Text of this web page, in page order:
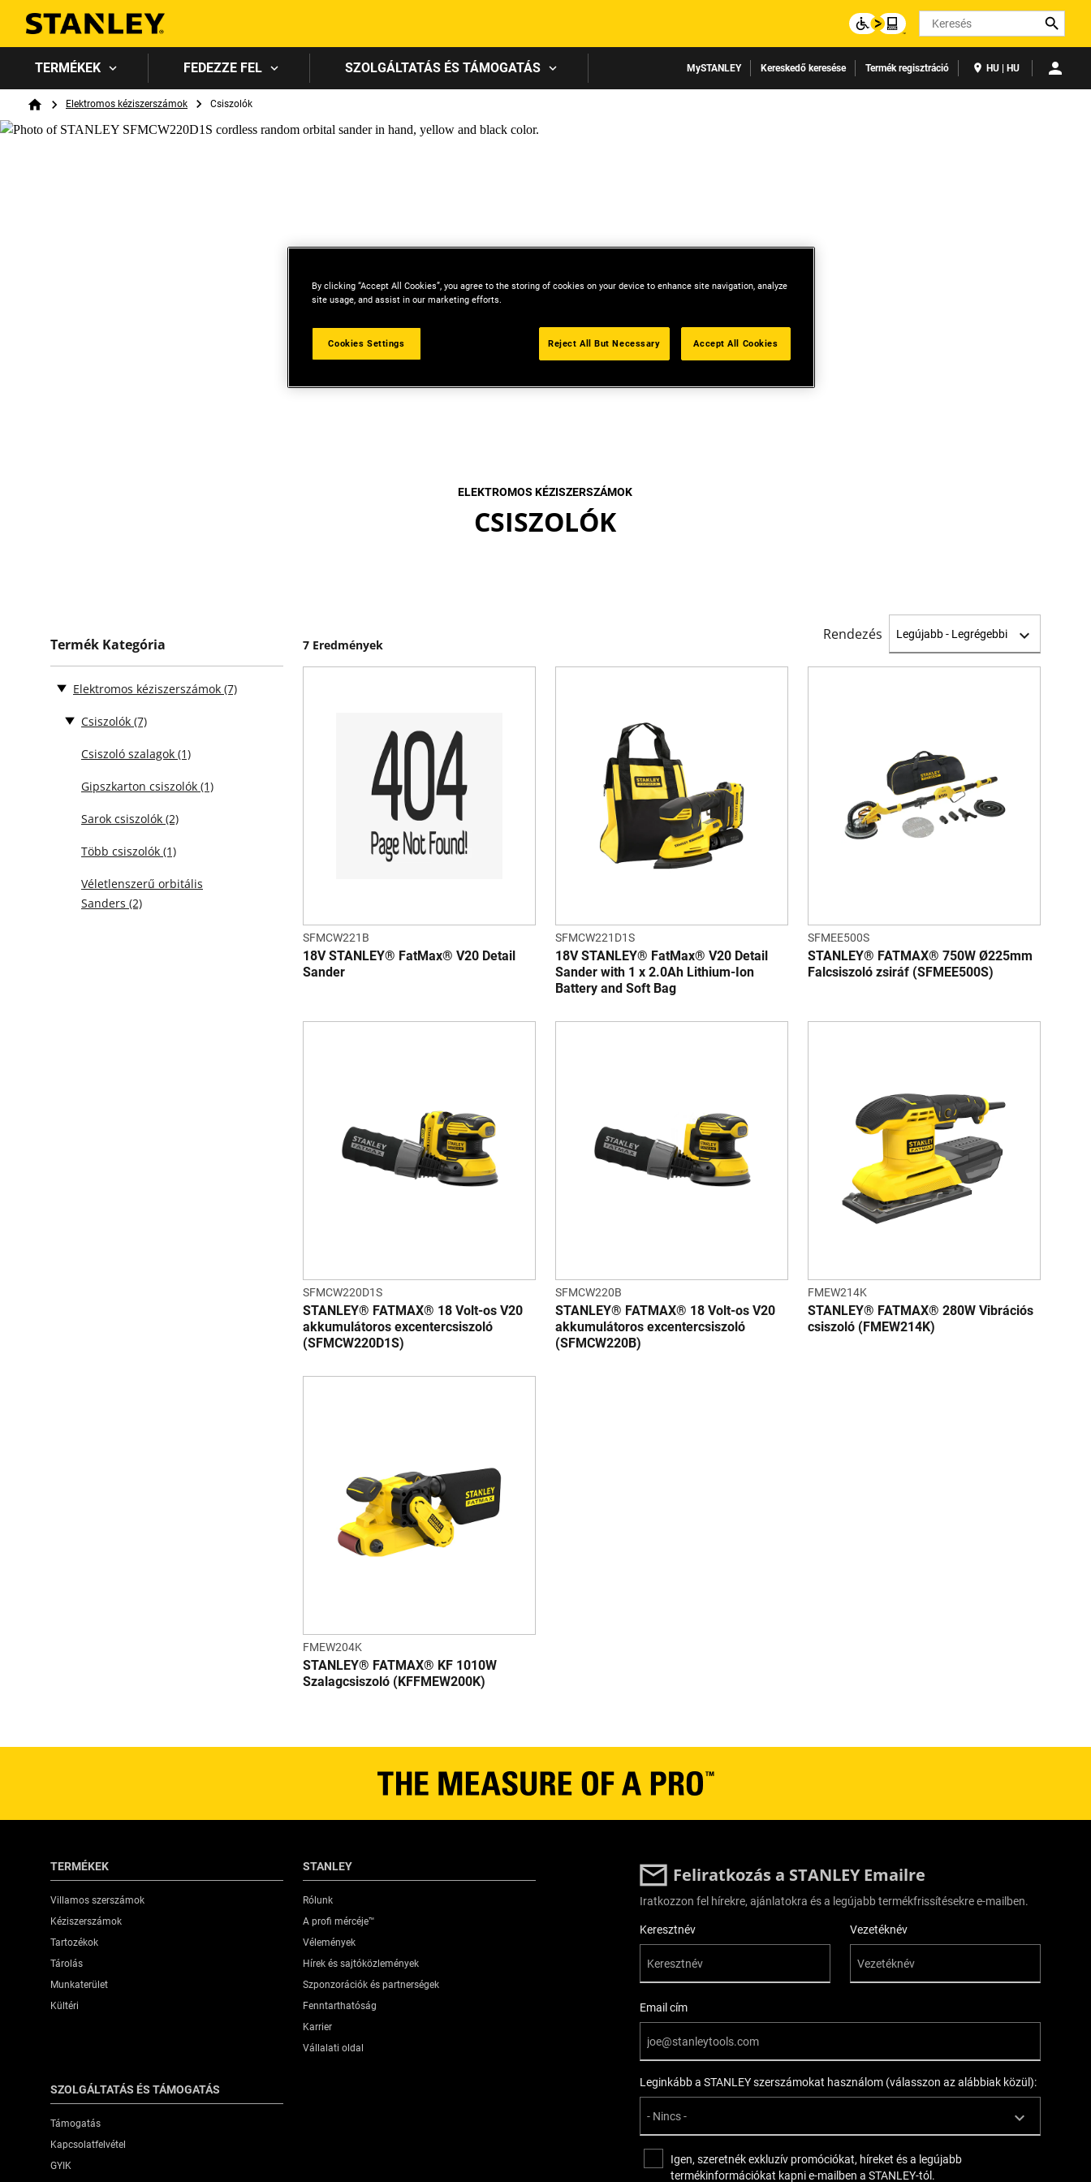
Search
TERMÉKEK FEDEZZE FEL SZOLGÁLTATÁS ÉS TÁMOGATÁS MySTANLEY Kereskedő keresése Termék regisztráció HU | HU
Breadcrumb
HomeElektromos kéziszerszámok Csiszolók
ELEKTROMOS KÉZISZERSZÁMOK
CSISZOLÓK
Termék Kategória
Elektromos kéziszerszámok (7)
Csiszolók (7)
Csiszoló szalagok (1)
Gipszkarton csiszolók (1)
Sarok csiszolók (2)
Több csiszolók (1)
Véletlenszerű orbitális
Sanders (2)
7 Eredmények
Rendezés
SFMCW221B
18V STANLEY® FatMax® V20 Detail
Sander
SFMCW221D1S
18V STANLEY® FatMax® V20 Detail
Sander with 1 x 2.0Ah Lithium-Ion
Battery and Soft Bag
SFMEE500S
STANLEY® FATMAX® 750W Ø225mm
Falcsiszoló zsiráf (SFMEE500S)
SFMCW220D1S
STANLEY® FATMAX® 18 Volt-os V20
akkumulátoros excentercsiszoló
(SFMCW220D1S)
SFMCW220B
STANLEY® FATMAX® 18 Volt-os V20
akkumulátoros excentercsiszoló
(SFMCW220B)
FMEW214K
STANLEY® FATMAX® 280W Vibrációs
csiszoló (FMEW214K)
FMEW204K
STANLEY® FATMAX® KF 1010W
Szalagcsiszoló (KFFMEW200K)
TERMÉKEK
Villamos szerszámok
Kéziszerszámok
Tartozékok
Tárolás
Munkaterület
Kültéri
STANLEY
Rólunk
A profi mércéje™
Vélemények
Hírek és sajtóközlemények
Szponzorációk és partnerségek
Fenntarthatóság
Karrier
Vállalati oldal
SZOLGÁLTATÁS ÉS TÁMOGATÁS
Támogatás
Kapcsolatfelvétel
GYIK
Feliratkozás a STANLEY Emailre
Iratkozzon fel hírekre, ajánlatokra és a legújabb termékfrissítésekre e-mailben.
User Details
Keresztnév Vezetéknév
Email cím
Leginkább a STANLEY szerszámokat használom (válasszon az alábbiak közül):
Igen, szeretnék exkluzív promóciókat, híreket és a legújabb
termékinformációkat kapni e-mailben a STANLEY-tól.
By clicking “Accept All Cookies”, you agree to the storing of cookies on your device to enhance site navigation, analyze
site usage, and assist in our marketing efforts.
Cookies Settings Reject All But Necessary Accept All Cookies